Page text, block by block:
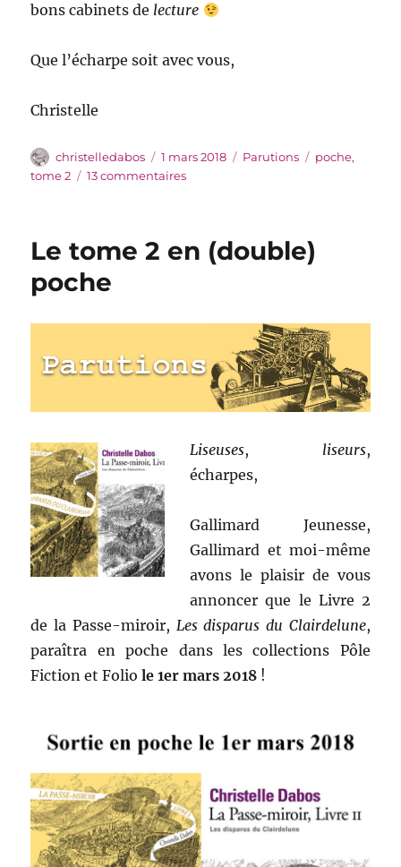
bons cabinets de lecture
Que l’écharpe soit avec vous,
Christelle
Auteur
christelledabos
Publié
le
1 mars 2018 Catégories
Parutions Étiquettes
poche,
tome 2
13 commentairessur
dans
Le tome 2 en (double)
poche
Liseuses, liseurs,
écharpes,
Gallimard Jeunesse,
Gallimard et moi-même
avons le plaisir de vous
annoncer que le Livre 2
de la Passe-miroir, Les disparus du Clairdelune,
paraîtra en poche dans les collections Pôle
Fiction et Foliole 1er mars 2018 !